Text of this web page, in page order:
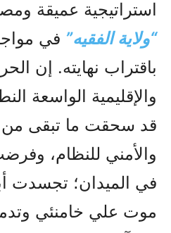
استراتيجية عميقة
“ولاية الفقيه” في
باقتراب نهايته. إن
والإقليمية الواسعة
قد سحقت ما تبقى من
والأمني للنظام،
في الميدان؛ تجسدت
موت علي خامنئي